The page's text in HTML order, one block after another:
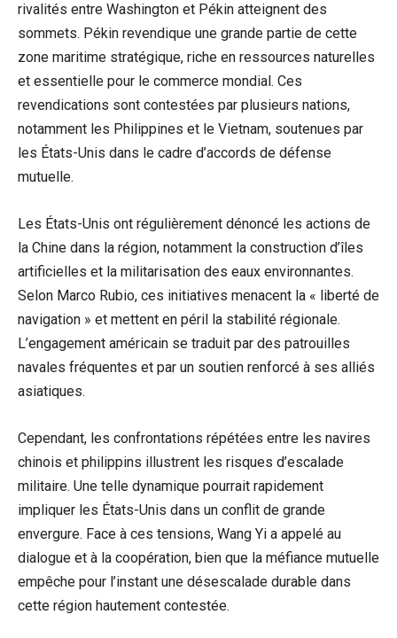
rivalités entre Washington et Pékin atteignent des
sommets. Pékin revendique une grande partie de cette
zone maritime stratégique, riche en ressources naturelles
et essentielle pour le commerce mondial. Ces
revendications sont contestées par plusieurs nations,
notamment les Philippines et le Vietnam, soutenues par
les États-Unis dans le cadre d’accords de défense
mutuelle.
Les États-Unis ont régulièrement dénoncé les actions de
la Chine dans la région, notamment la construction d’îles
artificielles et la militarisation des eaux environnantes.
Selon Marco Rubio, ces initiatives menacent la « liberté de
navigation » et mettent en péril la stabilité régionale.
L’engagement américain se traduit par des patrouilles
navales fréquentes et par un soutien renforcé à ses alliés
asiatiques.
Cependant, les confrontations répétées entre les navires
chinois et philippins illustrent les risques d’escalade
militaire. Une telle dynamique pourrait rapidement
impliquer les États-Unis dans un conflit de grande
envergure. Face à ces tensions, Wang Yi a appelé au
dialogue et à la coopération, bien que la méfiance mutuelle
empêche pour l’instant une désescalade durable dans
cette région hautement contestée.